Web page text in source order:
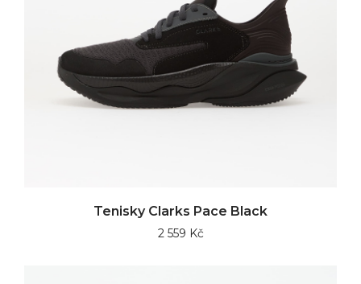
Tenisky Clarks Pace Black
2 559 Kč